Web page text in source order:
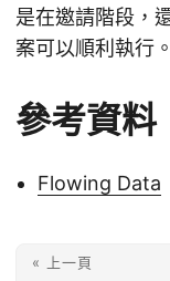
是在邀請階段，
案可以順利執行。
參考資料
Flowing Data
« 上一頁